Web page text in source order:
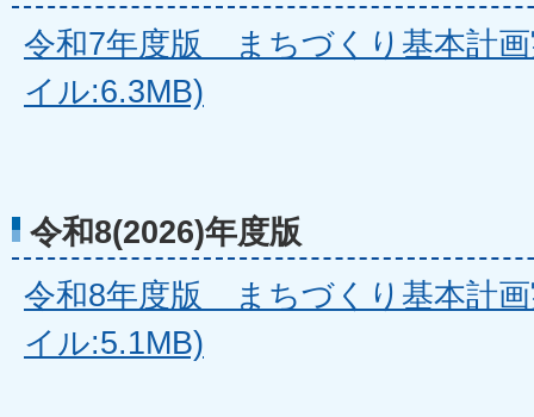
令和7年度版 まちづくり基本計
イル:6.3MB)
令和8(2026)年度版
令和8年度版 まちづくり基本計
イル:5.1MB)